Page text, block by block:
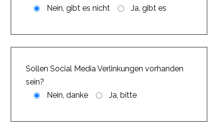
Nein, gibt es nicht
Ja, gibt es
Sollen Social Media Verlinkungen vorhanden
sein?
Nein, danke
Ja, bitte